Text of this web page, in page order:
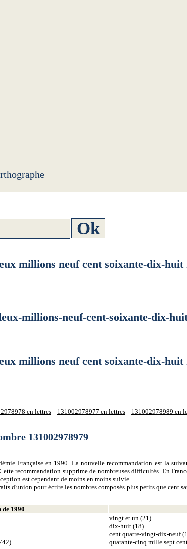
neuf cent soixante-dix-huit
millions-neuf-cent-soixante-dix-
neuf cent soixante-dix-huit
en lettres 131002978977 en lettres 131002978989 en
131002978979
Française en 1990. La nouvelle recommandation est la
recommandation supprime de nombreuses difficultés. En
est cependant de moins en moins suivie.
d'union pour écrire les nombres composés plus petits que cent
de 1990
vingt et un (21)
dix-huit (18)
cent quatre-vingt-dix-neuf
quarante-cinq mille sept